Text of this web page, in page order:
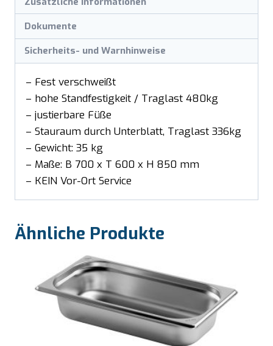
Dokumente
Sicherheits- und Warnhinweise
– Fest verschweißt
– hohe Standfestigkeit / Traglast 480kg
– justierbare Füße
– Stauraum durch Unterblatt, Traglast 336kg
– Gewicht: 35 kg
– Maße: B 700 x T 600 x H 850 mm
– KEIN Vor-Ort Service
Ähnliche Produkte